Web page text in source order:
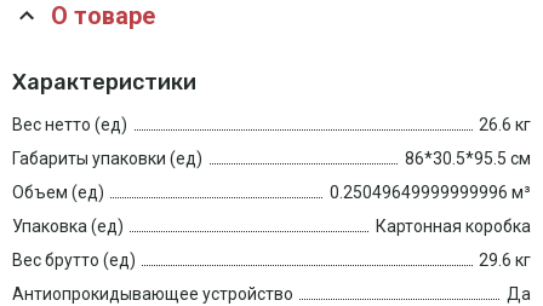
О товаре
Характеристики
Вес нетто (ед)
26.6 кг
Габариты упаковки (ед)
86*30.5*95.5 см
Объем (ед)
0.25049649999999996 м³
Упаковка (ед)
Картонная коробка
Вес брутто (ед)
29.6 кг
Антиопрокидывающее устройство
Да